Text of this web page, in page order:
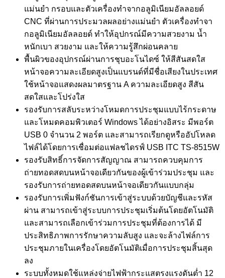
แม่นยำ กรอบและตัวเครื่องทำจากอลูมิเนียมอัลลอยด์
CNC ที่ผ่านการประมวลผลอย่างแม่นยำ ตัวเครื่องทำจา
กอลูมิเนียมอัลลอยด์ ทำให้อุปกรณ์มีความสวยงาม น้ำ
หนักเบา สวยงาม และให้ความรู้สึกผ่อนคลาย
พื้นผิวของอุปกรณ์ผ่านการชุบอะโนไดซ์ ให้สีสันสดใส
หน้าจอความละเอียดสูงเป็นแบรนด์ที่มีชื่อเสียงในประเทศ
ใช้หน้าจอแสดงผลมาตรฐาน A ความละเอียดสูง สีสัน
สดใสและโปร่งใส
รองรับการสลับระหว่างโหมดการประชุมแบบไร้กระดาษ
และโหมดคอมพิวเตอร์ Windows ได้อย่างอิสระ มีพอร์ต
USB 0 จำนวน 2 พอร์ต และสามารถเรียกดูหรืออัปโหลด
ไฟล์ได้โดยการเชื่อมต่อแฟลชไดรฟ์ USB ITC TS-8515W
รองรับสิทธิ์การจัดการสัญญาณ สามารถควบคุมการ
ถ่ายทอดสดบนหน้าจอเดียวกันของผู้เข้าร่วมประชุม และ
รองรับการถ่ายทอดสดบนหน้าจอเดียวกันแบบกลุ่ม
รองรับการเพิ่มฟังก์ชันการเข้าสู่ระบบด้วยบัญชีและรหัส
ผ่าน สามารถเข้าสู่ระบบการประชุมเริ่มต้นโดยอัตโนมัติ
และสามารถเลือกเข้าร่วมการประชุมที่ต้องการได้ มี
ประสิทธิภาพการรักษาความลับสูง และจะล้างไฟล์การ
ประชุมภายในเครื่องโดยอัตโนมัติเมื่อการประชุมสิ้นสุด
ลง
ระบบทั้งหมดใช้แหล่งจ่ายไฟฟ้ากระแสตรงแรงดันต่ำ 12